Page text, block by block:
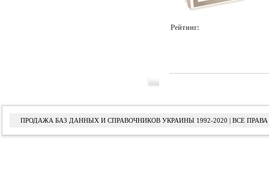
Рейтинг:
ПРОДАЖА БАЗ ДАННЫХ И СПРАВОЧНИКОВ УКРАИНЫ 1992-2020 | ВСЕ